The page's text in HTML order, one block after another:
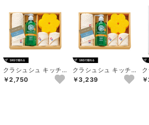
クラシュシュ キッチ
ンソープギフト E
￥2,750
クラシュシュ キッチ
ンソープギフト F
￥3,239